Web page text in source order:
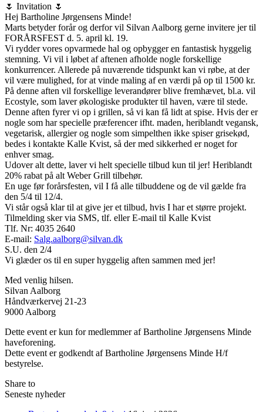
🌷 Invitation 🌷
Hej Bartholine Jørgensens Minde!
Marts betyder forår og derfor vil Silvan Aalborg gerne invitere jer til
FORÅRSFEST d. 5. april kl. 19.
Vi rydder vores opvarmede hal og opbygger en fantastisk hyggelig
stemning. Vi vil i løbet af aftenen afholde nogle forskellige
konkurrencer. Allerede på nuværende tidspunkt kan vi røbe, at der
vil være mulighed, for at vinde maling af en værdi på op til 1500 kr.
På denne aften vil forskellige leverandører blive fremhævet, bl.a. vil
Ecostyle, som laver økologiske produkter til haven, være til stede.
Denne aften fyrer vi op i grillen, så vi kan få lidt at spise. Hvis der er
nogle som har specielle præferencer ifht. maden, heriblandt vegansk,
vegetarisk, allergier og nogle som simpelthen ikke spiser grisekød,
bedes i kontakte Kalle Kvist, så der med sikkerhed er noget for
enhver smag.
Udover alt dette, laver vi helt specielle tilbud kun til jer! Heriblandt
20% rabat på alt Weber Grill tilbehør.
En uge før forårsfesten, vil I få alle tilbuddene og de vil gælde fra
den 5/4 til 12/4.
Vi står også klar til at give jer et tilbud, hvis I har et større projekt.
Tilmelding sker via SMS, tlf. eller E-mail til Kalle Kvist
Tlf. Nr: 4035 2640
E-mail: Salg.aalborg@silvan.dk
S.U. den 2/4
Vi glæder os til en super hyggelig aften sammen med jer!
Med venlig hilsen.
Silvan Aalborg
Håndværkervej 21-23
9000 Aalborg
Dette event er kun for medlemmer af Bartholine Jørgensens Minde
haveforening.
Dette event er godkendt af Bartholine Jørgensens Minde H/f
bestyrelse.
Share to
Seneste nyheder